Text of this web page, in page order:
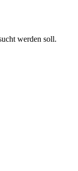
werden soll.